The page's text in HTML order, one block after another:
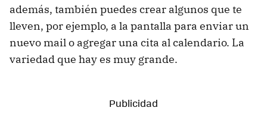
además, también puedes crear algunos que te
lleven, por ejemplo, a la pantalla para enviar un
nuevo mail o agregar una cita al calendario. La
variedad que hay es muy grande.